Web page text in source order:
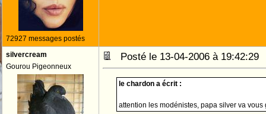
72927 messages postés
silvercream
Gourou Pigeonneux
Posté le 13-04-2006 à
le chardon a écrit :
attention les modénistes, papa silver va